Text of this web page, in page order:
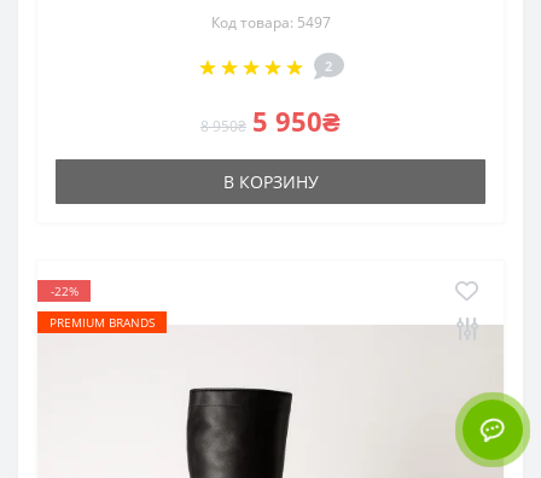
Код товара: 5497
2
8 950₴ 5 950₴
В КОРЗИНУ
-22%
PREMIUM BRANDS